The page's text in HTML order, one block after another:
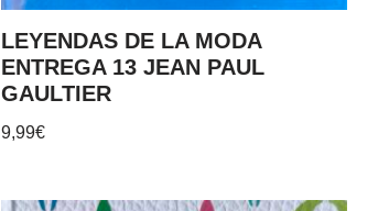
LEYENDAS DE LA MODA
ENTREGA 13 JEAN PAUL
GAULTIER
9,99€